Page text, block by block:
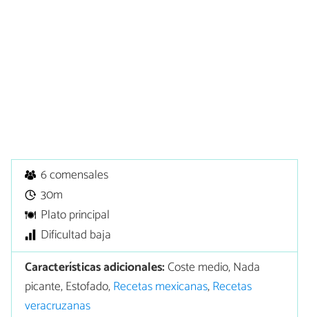
6 comensales
30m
Plato principal
Dificultad baja
Características adicionales:Coste medio, Nada
picante, Estofado,Recetas mexicanas,Recetas
veracruzanas